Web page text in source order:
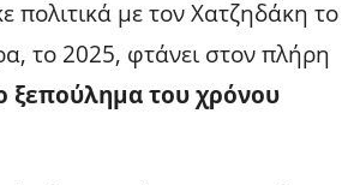
πολιτικά με τον Χατζηδάκη το
το 2025, φτάνει στον πλήρη
ξεπούλημα του χρόνου